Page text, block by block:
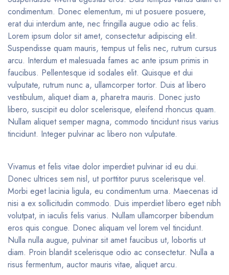
condimentum. Donec elementum, mi ut posuere posuere,
erat dui interdum ante, nec fringilla augue odio ac felis.
Lorem ipsum dolor sit amet, consectetur adipiscing elit.
Suspendisse quam mauris, tempus ut felis nec, rutrum cursus
arcu. Interdum et malesuada fames ac ante ipsum primis in
faucibus. Pellentesque id sodales elit. Quisque et dui
vulputate, rutrum nunc a, ullamcorper tortor. Duis at libero
vestibulum, aliquet diam a, pharetra mauris. Donec justo
libero, suscipit eu dolor scelerisque, eleifend rhoncus quam.
Nullam aliquet semper magna, commodo tincidunt risus varius
tincidunt. Integer pulvinar ac libero non vulputate.
Vivamus et felis vitae dolor imperdiet pulvinar id eu dui.
Donec ultrices sem nisl, ut porttitor purus scelerisque vel.
Morbi eget lacinia ligula, eu condimentum urna. Maecenas id
nisi a ex sollicitudin commodo. Duis imperdiet libero eget nibh
volutpat, in iaculis felis varius. Nullam ullamcorper bibendum
eros quis congue. Donec aliquam vel lorem vel tincidunt.
Nulla nulla augue, pulvinar sit amet faucibus ut, lobortis ut
diam. Proin blandit scelerisque odio ac consectetur. Nulla a
risus fermentum, auctor mauris vitae, aliquet arcu.